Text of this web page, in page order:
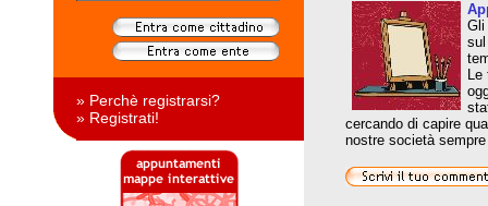
» Perchè registrarsi?
» Registrati!
Gli
Le
cercando di capire
nostre società